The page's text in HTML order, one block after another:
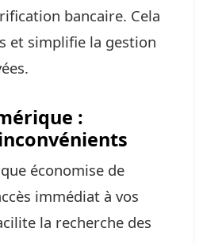
bancaire. Cela
et simplifie la gestion
:
économise de
immédiat à vos
la recherche des